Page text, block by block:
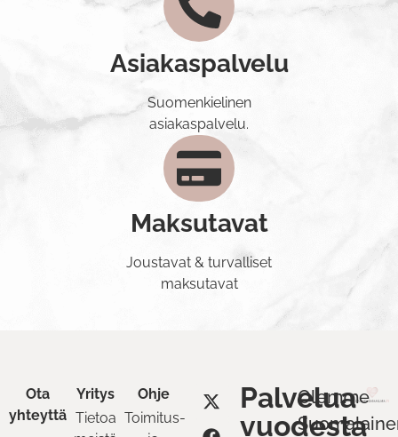
Asiakaspalvelu
Suomenkielinen
asiakaspalvelu.
Maksutavat
Joustavat & turvalliset
maksutavat
Ota
yhteyttä
Yritys
Tietoa
Ohje
Toimitus-
Palvelua
vuodesta
Olemme